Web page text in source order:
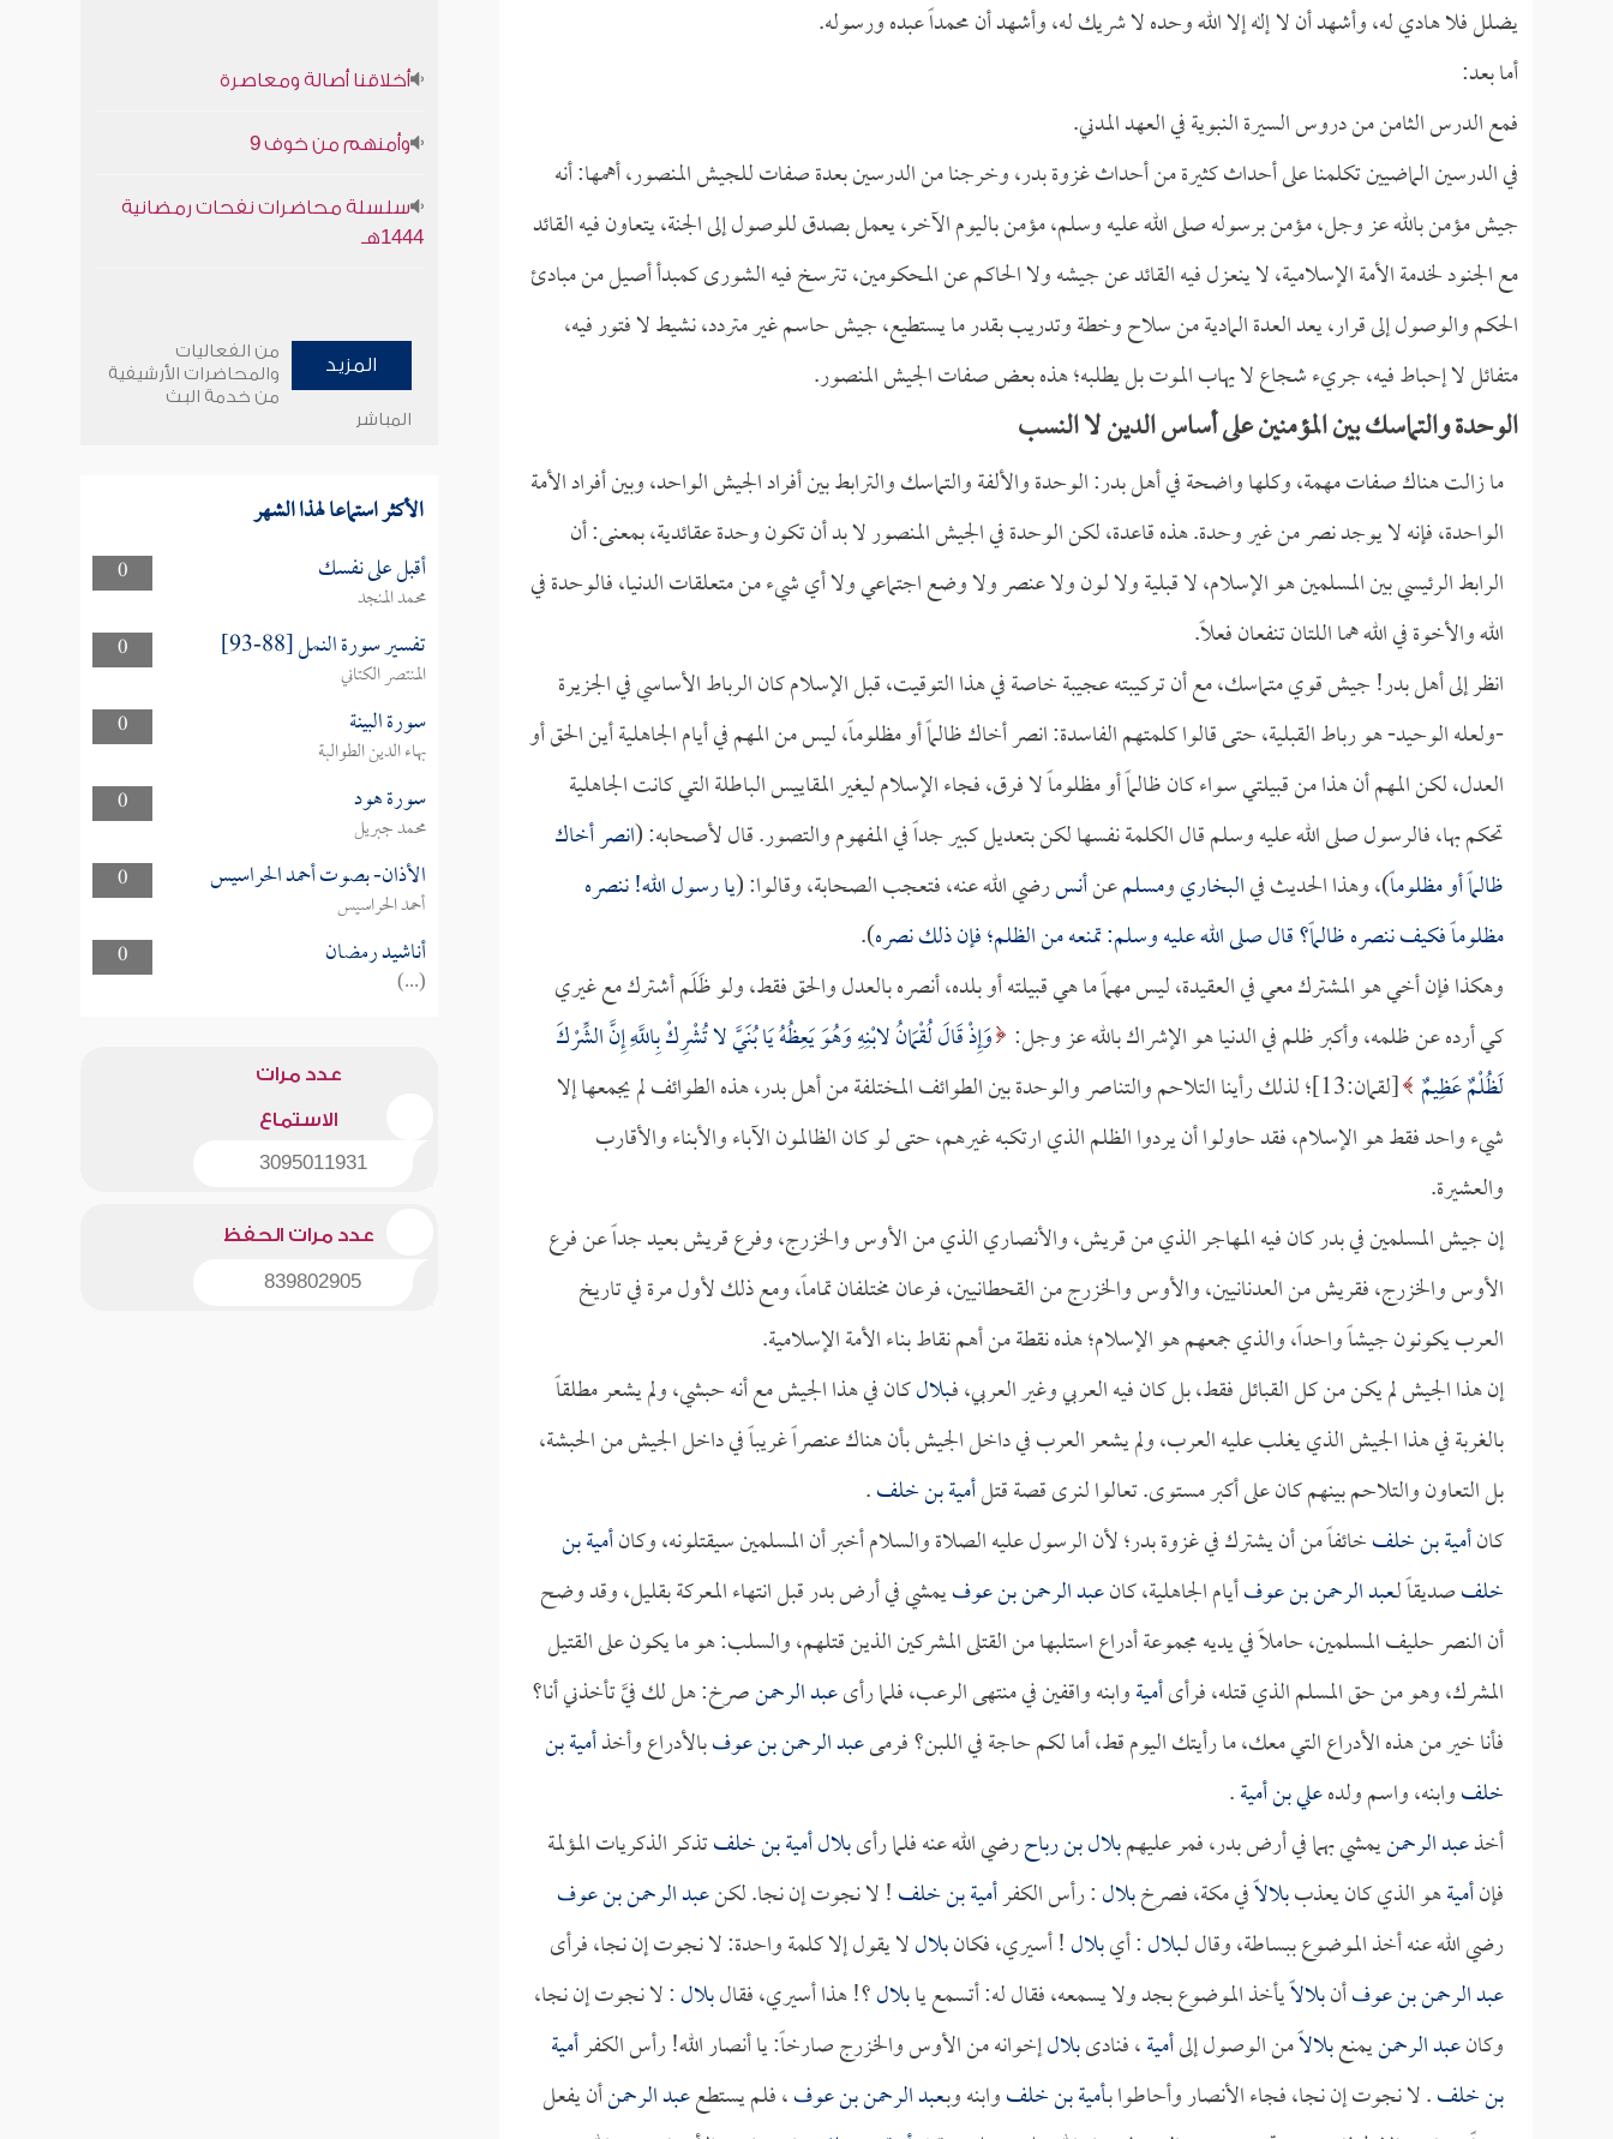
يضلل فلا هادي له، وأشهد أن لا إله إلا الله وحده لا شريك له، وأشهد أن محمداً عبده ورسوله.
أما بعد:
فمع الدرس الثامن من دروس السيرة النبوية في العهد المدني.
في الدرسين الماضيين تكلمنا على أحداث كثيرة من أحداث غزوة بدر، وخرجنا من الدرسين بعدة صفات للجيش المنصور، أهمها: أنه
جيش مؤمن بالله عز وجل، مؤمن برسوله صلى الله عليه وسلم، مؤمن باليوم الآخر، يعمل بصدق للوصول إلى الجنة، يتعاون فيه القائد
مع الجنود لخدمة الأمة الإسلامية، لا ينعزل فيه القائد عن جيشه ولا الحاكم عن المحكومين، تترسخ فيه الشورى كمبدأ أصيل من مبادئ
الحكم والوصول إلى قرار، يعد العدة المادية من سلاح وخطة وتدريب بقدر ما يستطيع، جيش حاسم غير متردد، نشيط لا فتور فيه،
متفائل لا إحباط فيه، جريء شجاع لا يهاب الموت بل يطلبه؛ هذه بعض صفات الجيش المنصور.
الوحدة والتماسك بين المؤمنين على أساس الدين لا النسب
ما زالت هناك صفات مهمة، وكلها واضحة في أهل بدر: الوحدة والألفة والتماسك والترابط بين أفراد الجيش الواحد، وبين أفراد الأمة
الواحدة، فإنه لا يوجد نصر من غير وحدة. هذه قاعدة، لكن الوحدة في الجيش المنصور لا بد أن تكون وحدة عقائدية، بمعنى: أن
الرابط الرئيسي بين المسلمين هو الإسلام، لا قبلية ولا لون ولا عنصر ولا وضع اجتماعي ولا أي شيء من متعلقات الدنيا، فالوحدة في
الله والأخوة في الله هما اللتان تنفعان فعلاً.
انظر إلى أهل بدر! جيش قوي متماسك، مع أن تركيبته عجيبة خاصة في هذا التوقيت، قبل الإسلام كان الرباط الأساسي في الجزيرة
-ولعله الوحيد- هو رباط القبلية، حتى قالوا كلمتهم الفاسدة: انصر أخاك ظالماً أو مظلوماً، ليس من المهم في أيام الجاهلية أين الحق أو
العدل، لكن المهم أن هذا من قبيلتي سواء كان ظالماً أو مظلوماً لا فرق، فجاء الإسلام ليغير المقاييس الباطلة التي كانت الجاهلية
تحكم بها، فالرسول صلى الله عليه وسلم قال الكلمة نفسها لكن بتعديل كبير جداً في المفهوم والتصور. قال لأصحابه: (انصر أخاك
ظالماً أو مظلوماً)، وهذا الحديث فيالبخاريومسلمعنأنسرضي الله عنه، فتعجب الصحابة، وقالوا: (يا رسول الله! ننصره
مظلوماً فكيف ننصره ظالماً؟ قال صلى الله عليه وسلم: تمنعه من الظلم؛ فإن ذلك نصره).
وهكذا فإن أخي هو المشترك معي في العقيدة، ليس مهماً ما هي قبيلته أو بلده، أنصره بالعدل والحق فقط، ولو ظَلَم أشترك مع غيري
كي أرده عن ظلمه، وأكبر ظلم في الدنيا هو الإشراك بالله عز وجل: وَإِذْ قَالَ لُقْمَانُ لابْنِهِ وَهُوَ يَعِظُهُ يَا بُنَيَّ لا تُشْرِكْ بِاللَّهِ إِنَّ الشِّرْكَ
لَظُلْمٌ عَظِيمٌ
[لقمان:13]؛ لذلك رأينا التلاحم والتناصر والوحدة بين الطوائف المختلفة من أهل بدر، هذه الطوائف لم يجمعها إلا
شيء واحد فقط هو الإسلام، فقد حاولوا أن يردوا الظلم الذي ارتكبه غيرهم، حتى لو كان الظالمون الآباء والأبناء والأقارب
والعشيرة.
إن جيش المسلمين في بدر كان فيه المهاجر الذي من قريش، والأنصاري الذي من الأوس والخزرج، وفرع قريش بعيد جداً عن فرع
الأوس والخزرج، فقريش من العدنانيين، والأوس والخزرج من القحطانيين، فرعان مختلفان تماماً، ومع ذلك لأول مرة في تاريخ
العرب يكونون جيشاً واحداً، والذي جمعهم هو الإسلام؛ هذه نقطة من أهم نقاط بناء الأمة الإسلامية.
إن هذا الجيش لم يكن من كل القبائل فقط، بل كان فيه العربي وغير العربي، فـبلالكان في هذا الجيش مع أنه حبشي، ولم يشعر مطلقاً
بالغربة في هذا الجيش الذي يغلب عليه العرب، ولم يشعر العرب في داخل الجيش بأن هناك عنصراً غريباً في داخل الجيش من الحبشة،
بل التعاون والتلاحم بينهم كان على أكبر مستوى. تعالوا لنرى قصة قتلأمية بن خلف.
كانأمية بن خلفخائفاً من أن يشترك في غزوة بدر؛ لأن الرسول عليه الصلاة والسلام أخبر أن المسلمين سيقتلونه، وكانأمية بن
خلفصديقاً لـعبد الرحمن بن عوفأيام الجاهلية، كانعبد الرحمن بن عوفيمشي في أرض بدر قبل انتهاء المعركة بقليل، وقد وضح
أن النصر حليف المسلمين، حاملاً في يديه مجموعة أدراع استلبها من القتلى المشركين الذين قتلهم، والسلب: هو ما يكون على القتيل
المشرك، وهو من حق المسلم الذي قتله، فرأىأميةوابنه واقفين في منتهى الرعب، فلما رأىعبد الرحمنصرخ: هل لك فيَّ تأخذني أنا؟
فأنا خير من هذه الأدراع التي معك، ما رأيتك اليوم قط، أما لكم حاجة في اللبن؟ فرمىعبد الرحمن بن عوفبالأدراع وأخذأمية بن
خلفوابنه، واسم ولدهعلي بن أمية.
أخذعبد الرحمنيمشي بهما في أرض بدر، فمر عليهمبلال بن رباحرضي الله عنه فلما رأىبلالأمية بن خلفتذكر الذكريات المؤلمة
فإنأميةهو الذي كان يعذببلالاًفي مكة، فصرخبلال: رأس الكفرأمية بن خلف! لا نجوت إن نجا. لكنعبد الرحمن بن عوف
رضي الله عنه أخذ الموضوع ببساطة، وقال لـبلال: أيبلال! أسيري، فكانبلاللا يقول إلا كلمة واحدة: لا نجوت إن نجا، فرأى
عبد الرحمن بن عوفأنبلالاًيأخذ الموضوع بجد ولا يسمعه، فقال له: أتسمع يابلال؟! هذا أسيري، فقالبلال: لا نجوت إن نجا،
وكانعبد الرحمنيمنعبلالاًمن الوصول إلىأمية، فنادىبلالإخوانه من الأوس والخزرج صارخاً: يا أنصار الله! رأس الكفرأمية
بن خلف. لا نجوت إن نجا، فجاء الأنصار وأحاطوا بـأمية بن خلفوابنه وبـعبد الرحمن بن عوف، فلم يستطععبد الرحمنأن يفعل
أخلاقنا أصالة ومعاصرة
وأمنهم من خوف 9
سلسلة محاضرات نفحات رمضانية
1444هـ
المزيد
من الفعاليات
والمحاضرات الأرشيفية
من خدمة البث
المباشر
الأكثر استماعا لهذا الشهر
0 أقبل على نفسك
محمد المنجد
0
تفسير سورة النمل [88-93]
المنتصر الكتاني
0
سورة البينة
بهاء الدين الطوالبة
0
سورة هود
محمد جبريل
0
الأذان- بصوت أحمد الحراسيس
أحمد الحراسيس
0
أناشيد رمضان
(...)
عدد مرات
الاستماع
3095011931
عدد مرات الحفظ
839802905